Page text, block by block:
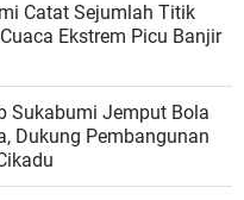
Catat Sejumlah Titik
Ekstrem Picu Banjir
Sukabumi Jemput Bola
Dukung Pembangunan